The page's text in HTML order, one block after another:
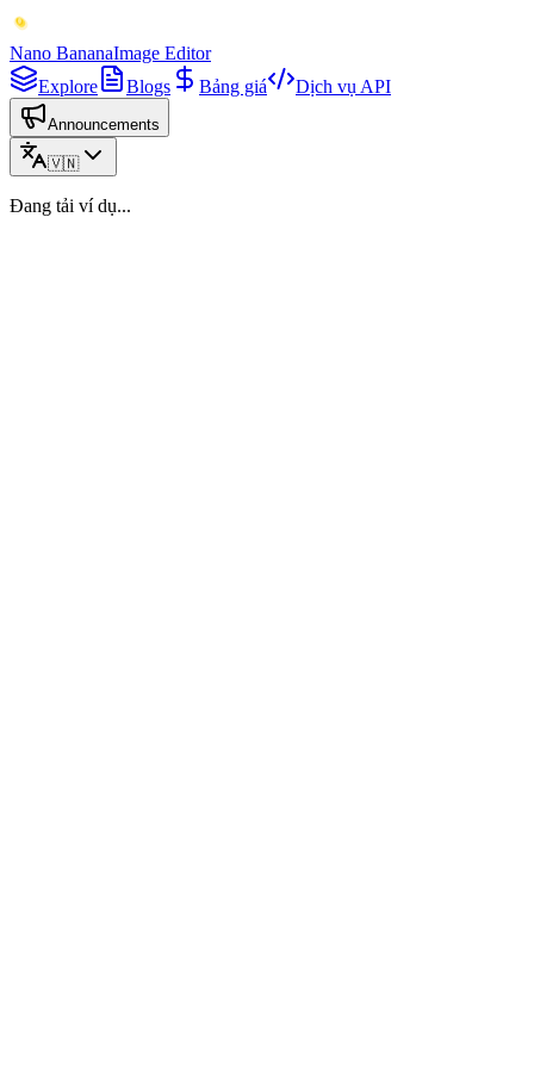
Nano BananaImage Editor
Explore
Blogs Bảng giá Dịch vụ API
Announcements
🇻🇳
Đang tải ví dụ...